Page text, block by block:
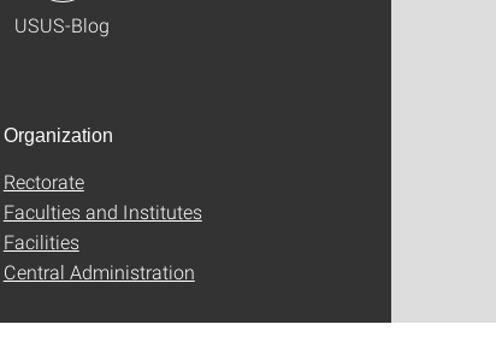
USUS-Blog
Organization
Rectorate
Faculties and Institutes
Facilities
Central Administration